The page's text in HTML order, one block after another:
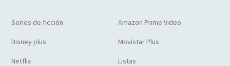
Series de ficción Amazon Prime Video
Disney plus Movistar Plus
Netflix Listas